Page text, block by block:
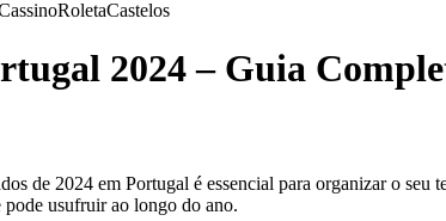
RoletaCastelos
2024 – Guia
de 2024 em Portugal é essencial para organizar o
pode usufruir ao longo do ano.